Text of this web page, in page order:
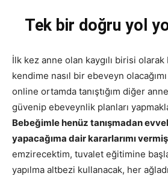
Tek bir doğru yol
İlk kez anne olan kaygılı birisi
kendime nasıl bir ebeveyn
online ortamda tanıştığım diğer
güvenip ebeveynlik planları
Bebeğimle henüz tanışmadan
yapacağıma dair kararlarımı
emzirecektim, tuvalet eğitimine
yapılma altbezi kullanacak, her